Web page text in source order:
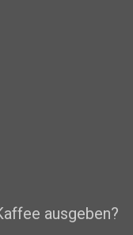
ausgeben?